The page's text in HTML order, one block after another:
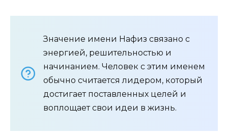
Значение имени Нафиз связано с
энергией, решительностью и
начинанием. Человек с этим именем
обычно считается лидером, который
достигает поставленных целей и
воплощает свои идеи в жизнь.